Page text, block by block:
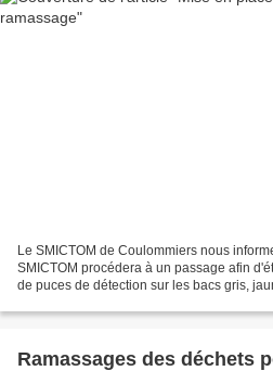
Le SMICTOM de Coulommiers nous
SMICTOM procédera à un passage afin
de puces de détection sur les bacs gris,
Ramassages des déchets